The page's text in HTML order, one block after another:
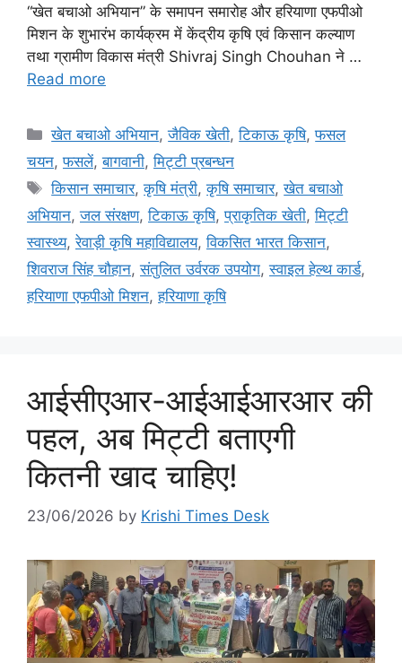
“खेत बचाओ अभियान” के समापन समारोह और हरियाणा एफपीओ
मिशन के शुभारंभ कार्यक्रम में केंद्रीय कृषि एवं किसान कल्याण
तथा ग्रामीण विकास मंत्री Shivraj Singh Chouhan ने …
Read more
खेत बचाओ अभियान,जैविक खेती,टिकाऊ कृषि,फसल
चयन,फसलें,बागवानी,मि‌ट्टी प्रबन्धन
किसान समाचार,कृषि मंत्री,कृषि समाचार,खेत बचाओ
अभियान,जल संरक्षण,टिकाऊ कृषि,प्राकृतिक खेती,मिट्टी
स्वास्थ्य,रेवाड़ी कृषि महाविद्यालय,विकसित भारत किसान,
शिवराज सिंह चौहान,संतुलित उर्वरक उपयोग,स्वाइल हेल्थ कार्ड,
हरियाणा एफपीओ मिशन,हरियाणा कृषि
आईसीएआर-आईआईआरआर की
पहल, अब मिट्टी बताएगी
कितनी खाद चाहिए!
23/06/2026 by Krishi Times Desk